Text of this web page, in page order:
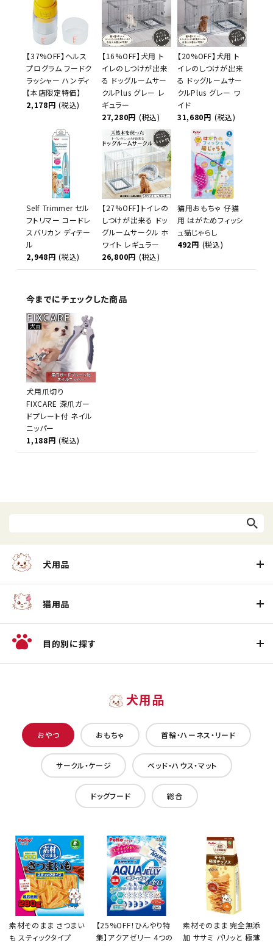
【37%OFF】ヘルス
プログラム フードク
ラッシャー ハンディ
【本店限定特価】
2,178円 (税込)
【16%OFF】犬用 ト
イレのしつけが出来
る ドッグルームサー
クルPlus グレー レ
ギュラー
27,280円 (税込)
【20%OFF】犬用 ト
イレのしつけが出来
る ドッグルームサー
クルPlus グレー ワ
イド
31,680円 (税込)
Self Trimmer セル
フトリマー コードレ
スバリカン ディテー
ル
2,948円 (税込)
【27%OFF】トイレの
しつけが出来る ドッ
グルームサークル ホ
ワイト レギュラー
26,800円 (税込)
猫用おもちゃ 仔猫
用 はがためフィッシ
ュ猫じゃらし
492円 (税込)
今までにチェックした商品
犬用爪切り
FIXCARE 深爪ガー
ドプレート付 ネイル
ニッパー
1,188円 (税込)
犬用品
猫用品
目的別に探す
犬用品
おやつ おもちゃ 首輪・ハーネス・リード
サークル・ケージ ベッド・ハウス・マット
ドッグフード 総合
素材そのまま さつまい
も スティックタイプ
【25%OFF！ひんやり特
集】アクアゼリー 4つの
素材そのまま 完全無添
加 ササミ パリッと 極薄